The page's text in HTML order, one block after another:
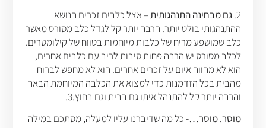
2. גם מבחינה התנהגותית– אצל כלבים זכרים הנושא
ההתנהגותי בולט יותר. הרבה יותר קל לגדל כלב מסורס מאשר
כלב שמושפע מריח של כלבות מיוחמות בטווח של קילומטרים.
לכלב מסורס יש הרבה פחות סיבות לריב עם כלבים אחרים,
הוא לא מהווה איום על זכרים אחרים. הוא לא מחפש לברוח
מהבית בכל הזדמנות כדי למצוא את הכלבה המיוחמת הבאה
והרבה יותר קל להתנהל איתו גם בבית וגם בחוץ.3.
מוסר. מוסר…-כל מה שדיברנו עליו למעלה, מסתכם במילה